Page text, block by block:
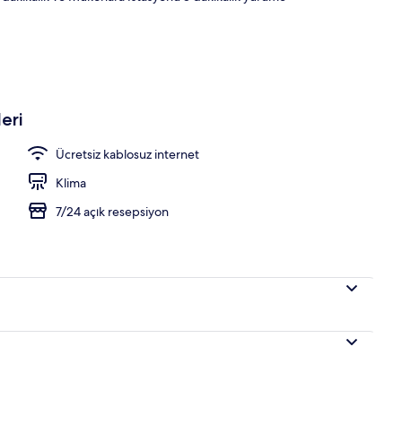
Ücretsiz kablosuz internet
Klima
7/24 açık resepsiyon